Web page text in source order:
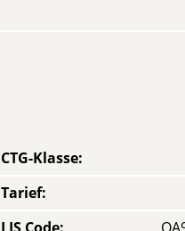
CTG-Klasse:
Tarief: